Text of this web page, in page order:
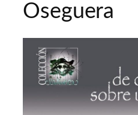
Oseguera